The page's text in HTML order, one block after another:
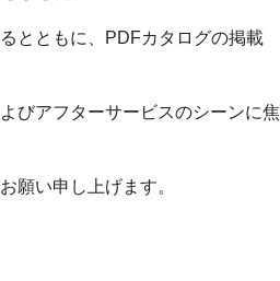
とともに、PDFカタログの掲載
びアフターサービスのシーンに焦
願い申し上げます。